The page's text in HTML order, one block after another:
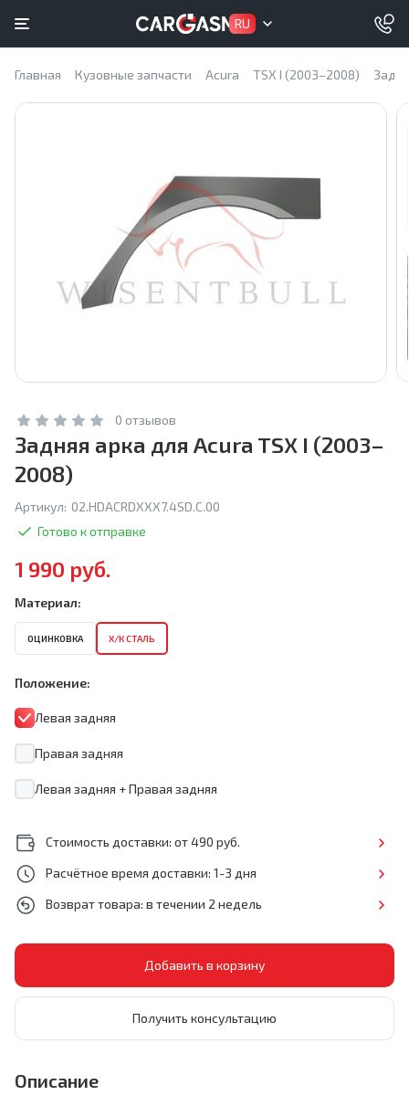
RU
Главная Кузовные запчасти Acura TSX I (2003–2008)
0 отзывов
Задняя арка для Acura TSX I (2003–
2008)
Артикул: 02.HDACRDXXX7.4SD.C.00
Готово к отправке
1 990 руб.
Материал:
ОЦИНКОВКА Х/К СТАЛЬ
Положение:
Левая задняя
Правая задняя
Левая задняя + Правая задняя
Стоимость доставки: от 490 руб.
Расчётное время доставки: 1-3 дня
Возврат товара: в течении 2 недель
Получить консультацию
Описание